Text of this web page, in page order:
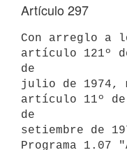
Artículo 297
Con arreglo a
artículo 121º
de
julio de 1974,
artículo 11º
de
setiembre de
Programa 1.07